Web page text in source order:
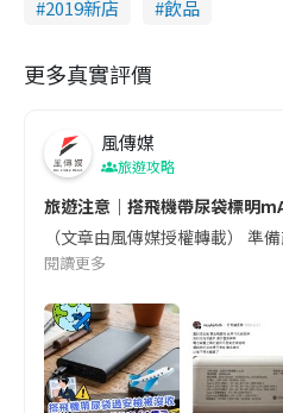
2019新店 飲品
更多真實評價
風傳媒
旅遊攻略
旅遊注意｜搭飛機帶尿袋標明
（文章由風傳媒授權轉載）
閱讀更多